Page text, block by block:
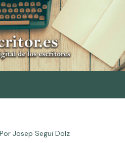
Josep Segui Dolz